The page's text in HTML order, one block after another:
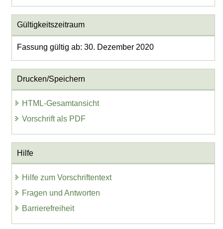
Gültigkeitszeitraum
Fassung gültig ab: 30. Dezember 2020
Drucken/Speichern
HTML-Gesamtansicht
Vorschrift als PDF
Hilfe
Hilfe zum Vorschriftentext
Fragen und Antworten
Barrierefreiheit